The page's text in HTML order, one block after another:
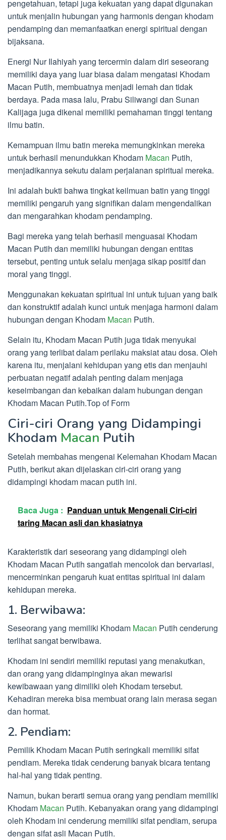
pengetahuan, tetapi juga kekuatan yang dapat digunakan
untuk menjalin hubungan yang harmonis dengan khodam
pendamping dan memanfaatkan energi spiritual dengan
bijaksana.
Energi Nur Ilahiyah yang tercermin dalam diri seseorang
memiliki daya yang luar biasa dalam mengatasi Khodam
Macan Putih, membuatnya menjadi lemah dan tidak
berdaya. Pada masa lalu, Prabu Siliwangi dan Sunan
Kalijaga juga dikenal memiliki pemahaman tinggi tentang
ilmu batin.
Kemampuan ilmu batin mereka memungkinkan mereka
untuk berhasil menundukkan Khodam Macan Putih,
menjadikannya sekutu dalam perjalanan spiritual mereka.
Ini adalah bukti bahwa tingkat keilmuan batin yang tinggi
memiliki pengaruh yang signifikan dalam mengendalikan
dan mengarahkan khodam pendamping.
Bagi mereka yang telah berhasil menguasai Khodam
Macan Putih dan memiliki hubungan dengan entitas
tersebut, penting untuk selalu menjaga sikap positif dan
moral yang tinggi.
Menggunakan kekuatan spiritual ini untuk tujuan yang baik
dan konstruktif adalah kunci untuk menjaga harmoni dalam
hubungan dengan Khodam Macan Putih.
Selain itu, Khodam Macan Putih juga tidak menyukai
orang yang terlibat dalam perilaku maksiat atau dosa. Oleh
karena itu, menjalani kehidupan yang etis dan menjauhi
perbuatan negatif adalah penting dalam menjaga
keseimbangan dan kebaikan dalam hubungan dengan
Khodam Macan Putih.Top of Form
Ciri-ciri Orang yang Didampingi
Khodam Macan Putih
Setelah membahas mengenai Kelemahan Khodam Macan
Putih, berikut akan dijelaskan ciri-ciri orang yang
didampingi khodam macan putih ini.
Baca Juga : Panduan untuk Mengenali Ciri-ciri
taring Macan asli dan khasiatnya
Karakteristik dari seseorang yang didampingi oleh
Khodam Macan Putih sangatlah mencolok dan bervariasi,
mencerminkan pengaruh kuat entitas spiritual ini dalam
kehidupan mereka.
1. Berwibawa:
Seseorang yang memiliki Khodam Macan Putih cenderung
terlihat sangat berwibawa.
Khodam ini sendiri memiliki reputasi yang menakutkan,
dan orang yang didampinginya akan mewarisi
kewibawaan yang dimiliki oleh Khodam tersebut.
Kehadiran mereka bisa membuat orang lain merasa segan
dan hormat.
2. Pendiam:
Pemilik Khodam Macan Putih seringkali memiliki sifat
pendiam. Mereka tidak cenderung banyak bicara tentang
hal-hal yang tidak penting.
Namun, bukan berarti semua orang yang pendiam memiliki
Khodam Macan Putih. Kebanyakan orang yang didampingi
oleh Khodam ini cenderung memiliki sifat pendiam, serupa
dengan sifat asli Macan Putih.